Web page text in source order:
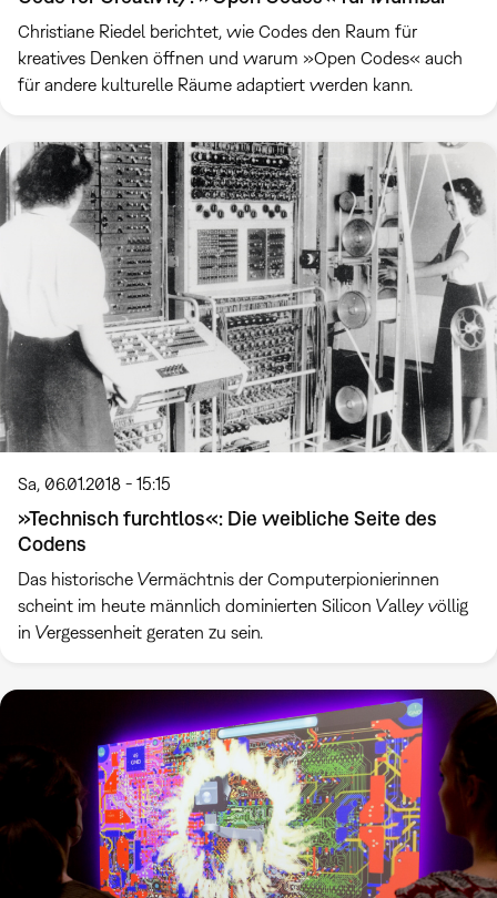
Christiane Riedel berichtet, wie Codes den Raum für
kreatives Denken öffnen und warum »Open Codes« auch
für andere kulturelle Räume adaptiert werden kann.
Sa, 06.01.2018 - 15:15
»Technisch furchtlos«: Die weibliche Seite des
Codens
Das historische Vermächtnis der Computerpionierinnen
scheint im heute männlich dominierten Silicon Valley völlig
in Vergessenheit geraten zu sein.